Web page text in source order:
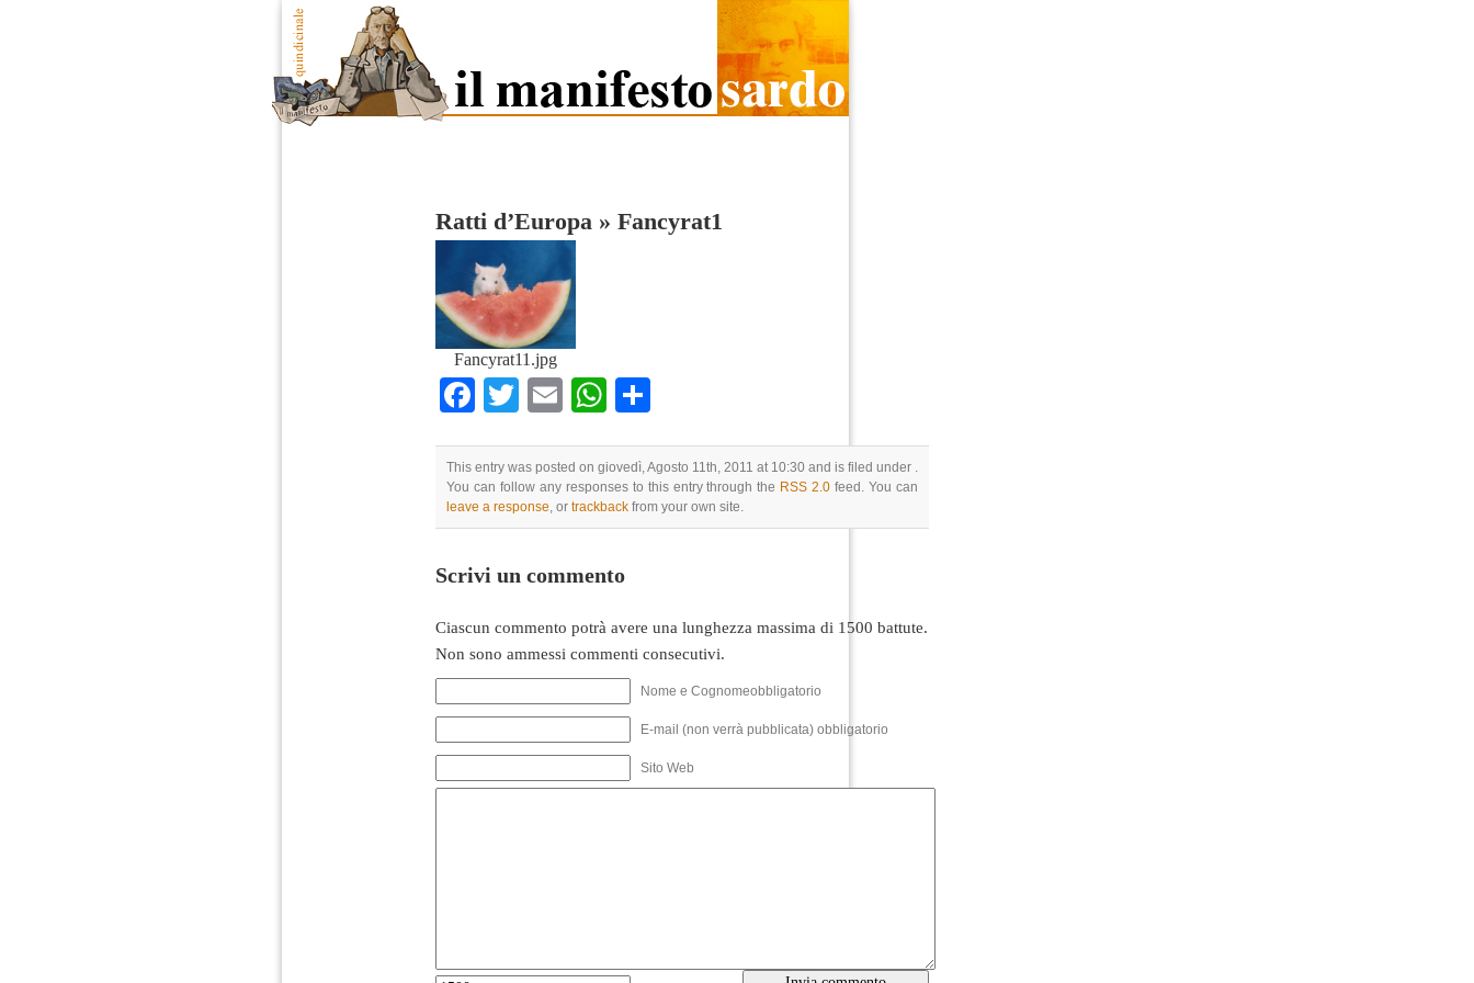
Ratti d’Europa » Fancyrat1
Fancyrat11.jpg
Facebook
TwitterEmailWhatsApp
This entry was posted on giovedì, Agosto 11th, 2011 at 10:30 and is filed under .
You can follow any responses to this entry through the RSS 2.0 feed. You can
leave a response, or trackback from your own site.
Scrivi un commento
Ciascun commento potrà avere una lunghezza massima di 1500 battute.
Non sono ammessi commenti consecutivi.
Nome e Cognomeobbligatorio
E-mail (non verrà pubblicata) obbligatorio
Sito Web